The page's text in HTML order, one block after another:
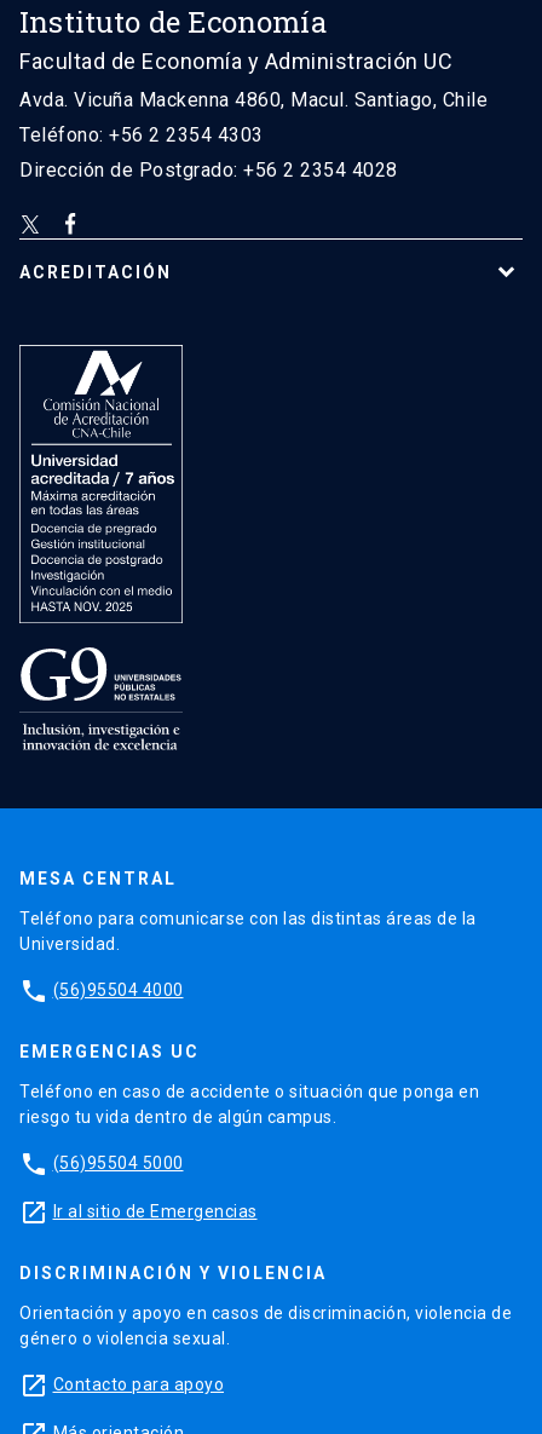
Instituto de Economía
Facultad de Economía y Administración UC
Avda. Vicuña Mackenna 4860, Macul. Santiago, Chile
Teléfono: +56 2 2354 4303
Dirección de Postgrado: +56 2 2354 4028
ACREDITACIÓN
MESA CENTRAL
Teléfono para comunicarse con las distintas áreas de la
Universidad.
phone (56)95504 4000
EMERGENCIAS UC
Teléfono en caso de accidente o situación que ponga en
riesgo tu vida dentro de algún campus.
phone (56)95504 5000
launch Ir al sitio de Emergencias
DISCRIMINACIÓN Y VIOLENCIA
Orientación y apoyo en casos de discriminación, violencia de
género o violencia sexual.
launch Contacto para apoyo